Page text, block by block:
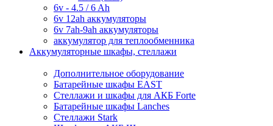
6v - 4.5 / 6 Ah
6v 12ah аккумуляторы
6v 7ah-9ah аккумуляторы
аккумулятор для теплообменника
Аккумуляторные шкафы, стеллажи
Дополнительное оборудование
Батарейные шкафы EAST
Стеллажи и шкафы для АКБ Forte
Батарейные шкафы Lanches
Стеллажи Stark